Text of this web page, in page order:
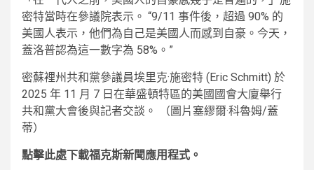
密特當時在參議院表示。 “9/11 事件後，超過 90% 的
美國人表示，他們為自己是美國人而感到自豪。今天，
蓋洛普認為這一數字為 58%。”
密蘇裡州共和黨參議員埃里克·施密特 (Eric Sc​​hmitt) 於
2025 年 11 月 7 日在華盛頓特區的美國國會大廈舉行
共和黨大會後與記者交談。
（圖片塞繆爾·科魯姆/蓋
蒂）
點擊此處下載福克斯新聞應用程式。